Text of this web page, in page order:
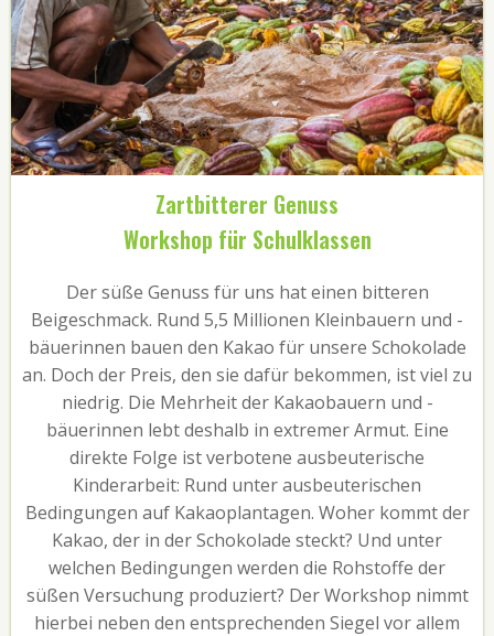
Zartbitterer Genuss
Workshop für Schulklassen
Der süße Genuss für uns hat einen bitteren
Beigeschmack. Rund 5,5 Millionen Kleinbauern und -
bäuerinnen bauen den Kakao für unsere Schokolade
an. Doch der Preis, den sie dafür bekommen, ist viel zu
niedrig. Die Mehrheit der Kakaobauern und -
bäuerinnen lebt deshalb in extremer Armut. Eine
direkte Folge ist verbotene ausbeuterische
Kinderarbeit: Rund unter ausbeuterischen
Bedingungen auf Kakaoplantagen. Woher kommt der
Kakao, der in der Schokolade steckt? Und unter
welchen Bedingungen werden die Rohstoffe der
süßen Versuchung produziert? Der Workshop nimmt
hierbei neben den entsprechenden Siegel vor allem